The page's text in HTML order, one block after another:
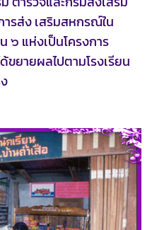
รส่ง เสริมสหกรณ์ใน
๖ แห่งเป็นโครงการ
ขยายผลไปตามโรงเรียน